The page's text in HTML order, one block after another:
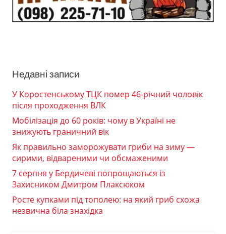
Недавні записи
У Коростенському ТЦК помер 46-річний чоловік
після проходження ВЛК
Мобілізація до 60 років: чому в Україні не
знижують граничний вік
Як правильно заморожувати гриби на зиму —
сирими, відвареними чи обсмаженими
7 серпня у Бердичеві попрощаються із
Захисником Дмитром Плаксюком
Росте купками під тополею: на який гриб схожа
незвична біла знахідка